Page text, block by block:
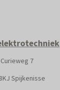
Curieweg 7
Spijkenisse